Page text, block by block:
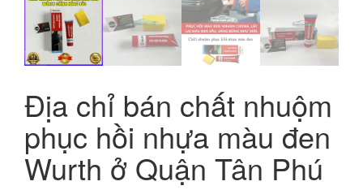
Địa chỉ bán chất nhuộm
phục hồi nhựa màu đen
Wurth ở Quận Tân Phú